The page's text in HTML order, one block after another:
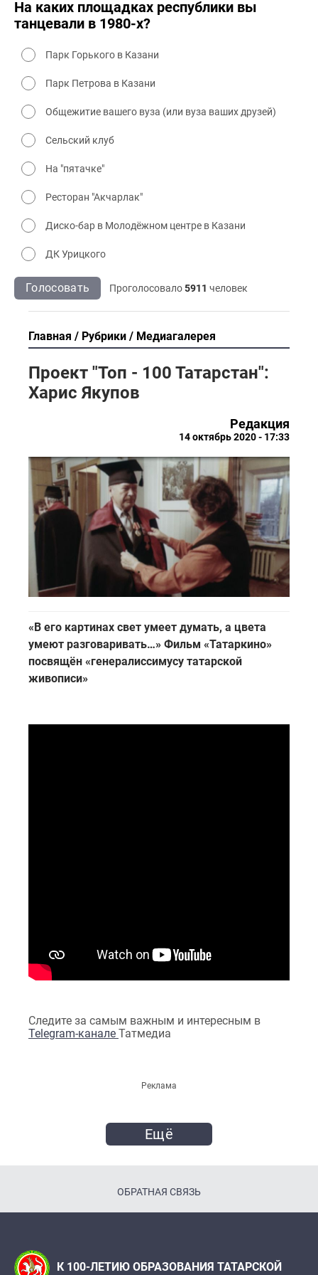
На каких площадках республики вы
танцевали в 1980-х?
Парк Горького в Казани
Парк Петрова в Казани
Общежитие вашего вуза (или вуза ваших друзей)
Сельский клуб
На "пятачке"
Ресторан "Акчарлак"
Диско-бар в Молодёжном центре в Казани
ДК Урицкого
Голосовать Проголосовало5911 человек
Главная Рубрики Медиагалерея
Проект "Топ - 100 Татарстан":
Харис Якупов
Редакция
14 октябрь 2020 - 17:33
«В его картинах свет умеет думать, а цвета
умеют разговаривать…» Фильм «Татаркино»
посвящён «генералиссимусу татарской
живописи»
Следите за самым важным и интересным в
Telegram-канале Татмедиа
Реклама
Ещё
ОБРАТНАЯ СВЯЗЬ
К 100-ЛЕТИЮ ОБРАЗОВАНИЯ ТАТАРСКОЙ